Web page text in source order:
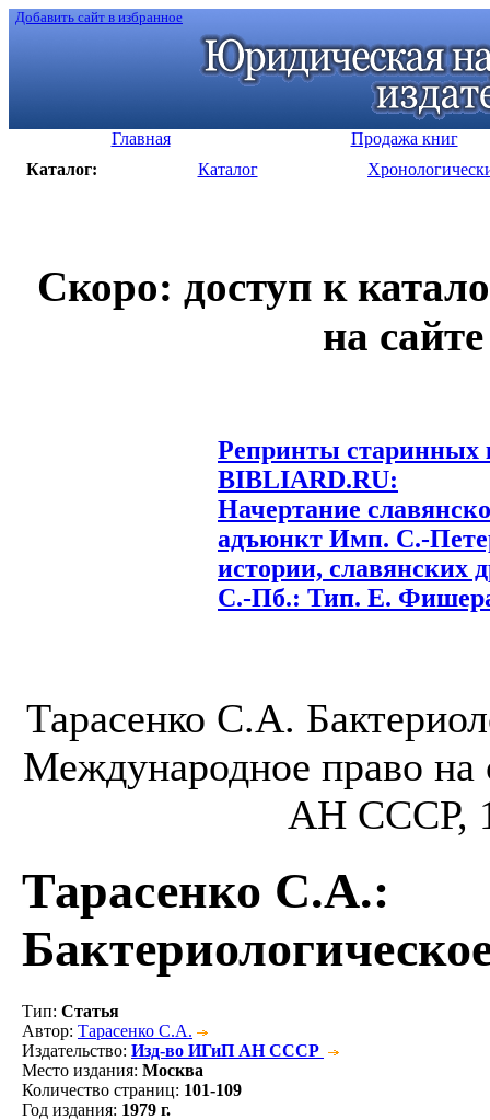
Добавить сайт в избранное
Главная
Продажа книг
Каталог:
Каталог
Скоро: доступ к
на
Репринты старинных
BIBLIARD.RU:
Начертание
адъюнкт Имп. С.-
истории, славянских
С.-Пб.: Тип. Е.
Тарасенко С.А.
Международное право
АН СССР,
Тарасенко С.А.:
Тип: Статья
Автор: Тарасенко С.А.
Издательство: Изд-во ИГиП АН СССР
Место издания: Москва
Количество страниц: 101-109
Год издания: 1979 г.